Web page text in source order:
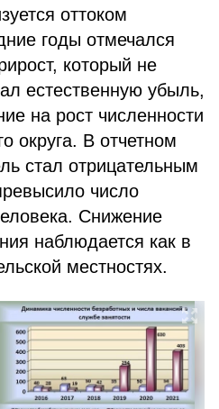
оттоком
годы отмечался
который не
естественную убыль,
на рост численности
округа. В отчетном
стал отрицательным
число
Снижение
наблюдается как в
местностях.